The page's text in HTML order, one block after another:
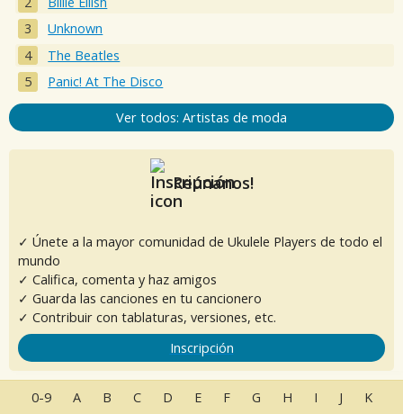
Unknown
The Beatles
Panic! At The Disco
Ver todos: Artistas de moda
Reúnanos!
✓ Únete a la mayor comunidad de Ukulele Players de todo el
mundo
✓ Califica, comenta y haz amigos
✓ Guarda las canciones en tu cancionero
✓ Contribuir con tablaturas, versiones, etc.
Inscripción
0-9 A B C D E F G H I J K